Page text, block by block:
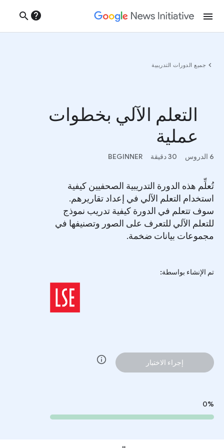
menu
help
search
chevron_left جميع الدورات التدريبية
التعلم الآلي بخطوات
عملية
6 الدروس 30 دقيقة BEGINNER
تُعلِّم هذه الدورة التدريبية الصحفيين كيفية
استخدام التعلم الآلي في إعداد تقاريرهم.
سوف تتعلم في الدورة كيفية تدريب نموذج
للتعلم الآلي للتعرف على الصور وتصنيفها في
مجموعات بيانات ضخمة.
تم الإنشاء بواسطة:
إجراء الاختبار info
0%